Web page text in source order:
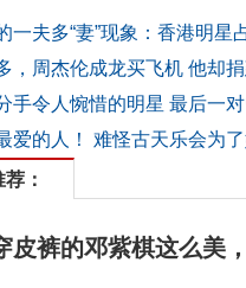
一夫多“妻”现象：香港明星
，周杰伦成龙买飞机 他却
手令人惋惜的明星 最后一对
爱的人！ 难怪古天乐会为
：
皮裤的邓紫棋这么美